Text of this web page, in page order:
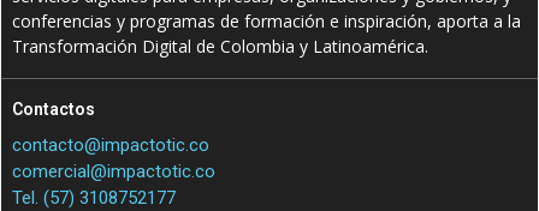
conferencias y programas de formación e inspiración, aporta a la
Transformación Digital de Colombia y Latinoamérica.
Contactos
contacto@impactotic.co
comercial@impactotic.co
Tel. (57) 3108752177